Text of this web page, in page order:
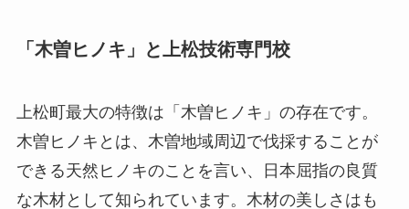
「木曽ヒノキ」と上松技術専門校
上松町最大の特徴は「木曽ヒノキ」の存在です。
木曽ヒノキとは、木曽地域周辺で伐採することが
できる天然ヒノキのことを言い、日本屈指の良質
な木材として知られています。木材の美しさはも